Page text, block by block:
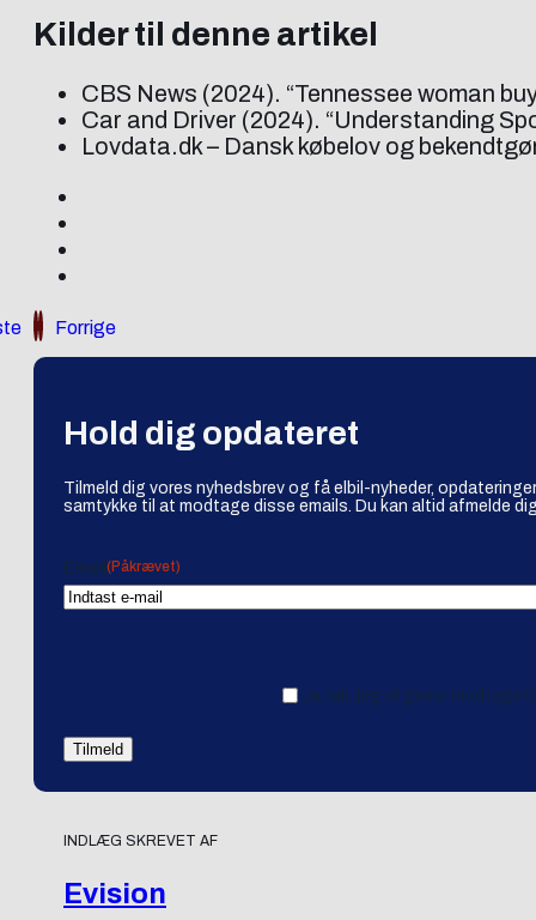
Kilder til denne artikel
CBS News (2024). “Tennessee woman
Car and Driver (2024). “Understanding
Lovdata.dk – Dansk købelov og
Forrige
Hold dig opdateret
Tilmeld dig vores nyhedsbrev og få elbil-nyheder,
samtykke til at modtage disse emails. Du kan altid afmelde
Email (Påkrævet)
Ja tak, jeg vil gerne modtage
INDLÆG SKREVET AF
Evision